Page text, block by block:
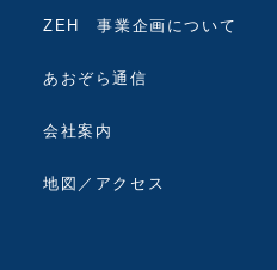
ZEH 事業企画について
あおぞら通信
会社案内
地図／アクセス